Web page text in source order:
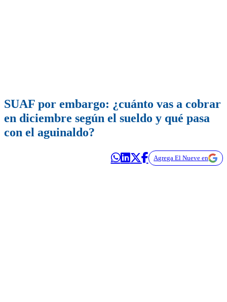
SUAF por embargo: ¿cuánto vas a cobrar
en diciembre según el sueldo y qué pasa
con el aguinaldo?
Agrega El Nueve en